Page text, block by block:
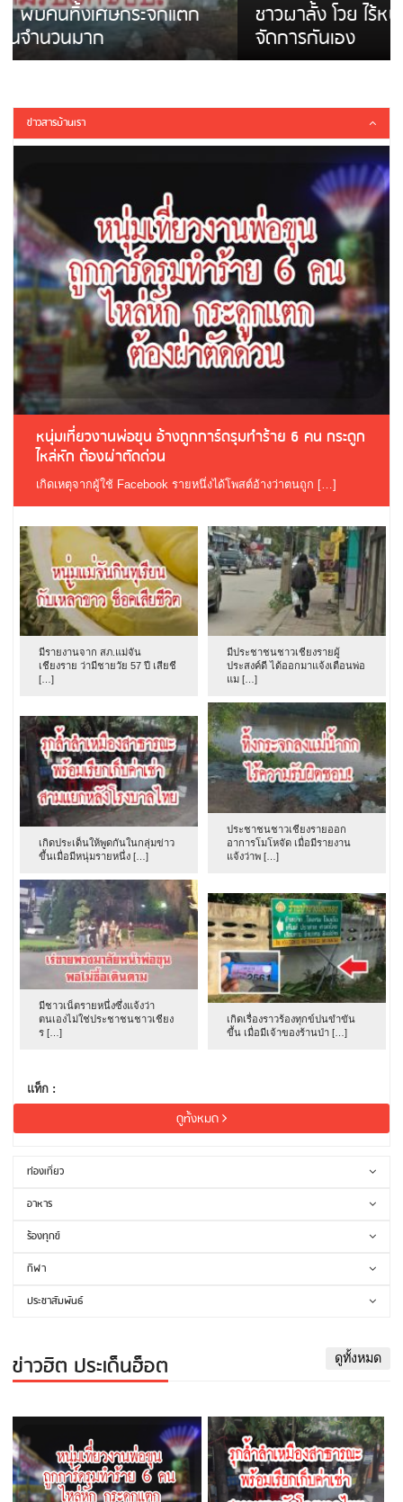
ชาวผาลั้ง โวย ไร้หน่วยงานดูแล ดินสไลด์ ต้อง
จัดการกันเอง
ข่าวสารบ้านเรา
หนุ่มเที่ยวงานพ่อขุน อ้างถูกการ์ดรุมทำร้าย 6 คน กระดูก
ไหล่หัก ต้องผ่าตัดด่วน
เกิดเหตุจากผู้ใช้ Facebook รายหนึ่งได้โพสต์อ้างว่าตนถูก […]
มีรายงานจาก สภ.แม่จัน
เชียงราย ว่ามีชายวัย 57 ปี เสียชี
[…]
มีประชาชนชาวเชียงรายผู้
ประสงค์ดี ได้ออกมาแจ้งเตือนพ่อ
แม […]
เกิดประเด็นให้พูดกันในกลุ่มข่าว
ขึ้นเมื่อมีหนุ่มรายหนึ่ง […]
ประชาชนชาวเชียงรายออก
อาการโมโหจัด เมื่อมีรายงาน
แจ้งว่าพ […]
มีชาวเน็ตรายหนึ่งซึ่งแจ้งว่า
ตนเองไม่ใช่ประชาชนชาวเชียง
ร […]
เกิดเรื่องราวร้องทุกข์ปนขำขัน
ขึ้น เมื่อมีเจ้าของร้านป่า […]
แท็ก :
ดูทั้งหมด
ท่องเที่ยว
อาหาร
ร้องทุกข์
กีฬา
ประชาสัมพันธ์
ข่าวฮิต ประเด็นฮ็อต ดูทั้งหมด